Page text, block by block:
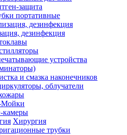
защита
портативные
дезинфекция
устройства
и смазка наконечников
облучатели
Хирургия
трубки